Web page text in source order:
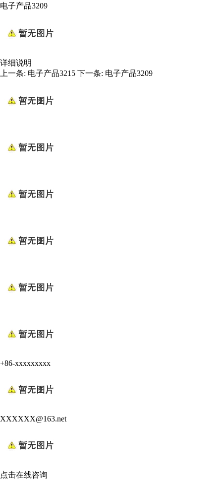
电子产品3209
详细说明
上一条: 电子产品3215 下一条: 电子产品3209
+86-xxxxxxxxx
XXXXXX@163.net
点击在线咨询